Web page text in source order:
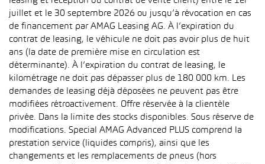
juillet et le 30 septembre 2026 ou jusqu’à révocation en cas
de financement par AMAG Leasing AG. À l’expiration du
contrat de leasing, le véhicule ne doit pas avoir plus de huit
ans (la date de première mise en circulation est
déterminante). À l’expiration du contrat de leasing, le
kilométrage ne doit pas dépasser plus de 180 000 km. Les
demandes de leasing déjà déposées ne peuvent pas être
modifiées rétroactivement. Offre réservée à la clientèle
privée. Dans la limite des stocks disponibles. Sous réserve de
modifications. Special AMAG Advanced PLUS comprend la
prestation service (liquides compris), ainsi que les
changements et les remplacements de pneus (hors